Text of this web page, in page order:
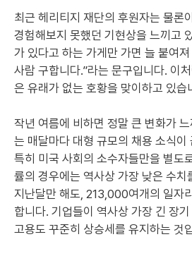
최근 헤리티지 재단의 후원자는 물론
경험해보지 못했던 기현상을 느끼고
가 있다고 하는 가게만 가면 늘 붙여
사람 구합니다.”라는 문구입니다. 이
은 유래가 없는 호황을 맞이하고 있습
작년 여름에 비하면 정말 큰 변화가
는 매달마다 대형 규모의 채용 소식이
특히 미국 사회의 소수자들만을 별도
률의 경우에는 역사상 가장 낮은 수치
지난달만 해도, 213,000여개의 일자
합니다. 기업들이 역사상 가장 긴 장
고용도 꾸준히 상승세를 유지하는 것